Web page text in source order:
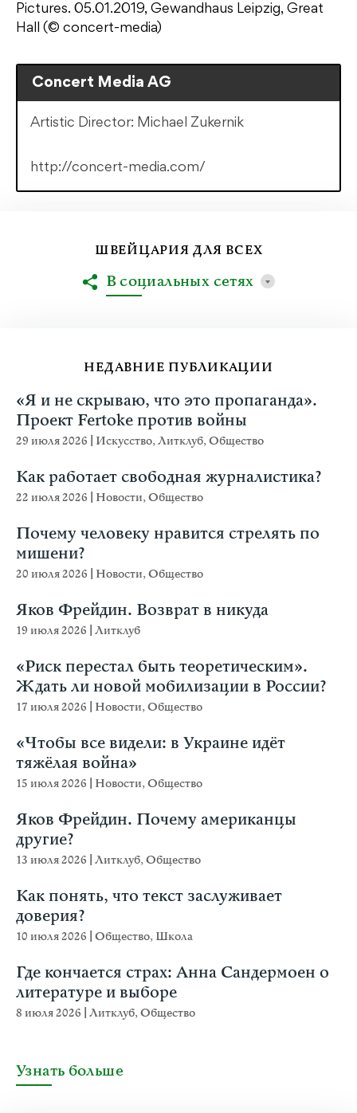
Pictures. 05.01.2019, Gewandhaus Leipzig, Great
Hall (© concert-media)
Concert Media AG
Artistic Director: Michael Zukernik
http://concert-media.com/
НЕДАВНИЕ ПУБЛИКАЦИИ
«Я и не скрываю, что это пропаганда».
Проект Fertoke против войны
29 июля 2026 Искусство,Литклуб,Общество
Как работает свободная журналистика?
22 июля 2026 Новости,Общество
Почему человеку нравится стрелять по
мишени?
20 июля 2026 Новости,Общество
Яков Фрейдин. Возврат в никуда
19 июля 2026 Литклуб
«Риск перестал быть теоретическим».
Ждать ли новой мобилизации в России?
17 июля 2026 Новости,Общество
«Чтобы все видели: в Украине идёт
тяжёлая война»
15 июля 2026 Новости,Общество
Яков Фрейдин. Почему американцы
другие?
13 июля 2026 Литклуб,Общество
Как понять, что текст заслуживает
доверия?
10 июля 2026 Общество, Школа
Где кончается страх: Анна Сандермоен о
литературе и выборе
8 июля 2026 Литклуб,Общество
Узнать больше
ШВЕЙЦАРИЯ ДЛЯ ВСЕХ
В социальных сетях